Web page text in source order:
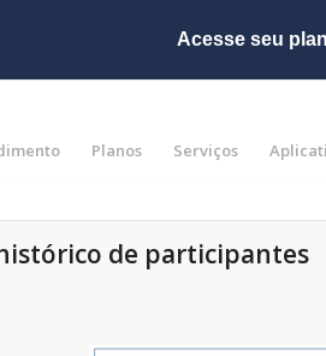
Planos Serviços
de participantes